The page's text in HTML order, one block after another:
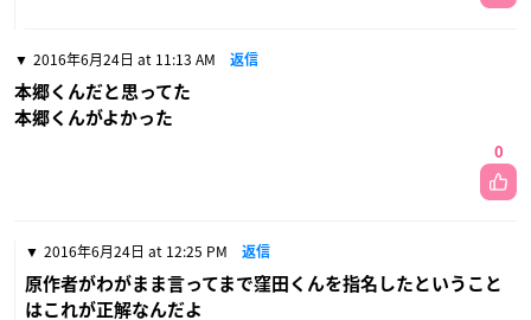
2016年6月24日 at 11:13 AM 返信
本郷くんだと思ってた
本郷くんがよかった
0
2016年6月24日 at 12:25 PM 返信
原作者がわがまま言ってまで窪田くんを指名したということ
はこれが正解なんだよ